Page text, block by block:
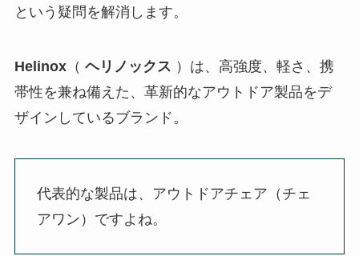
という疑問を解消します。
Helinox（ ヘリノックス ）は、高強度、軽さ、携
帯性を兼ね備えた、革新的なアウトドア製品をデ
ザインしているブランド。
代表的な製品は、アウトドアチェア（チェ
アワン）ですよね。